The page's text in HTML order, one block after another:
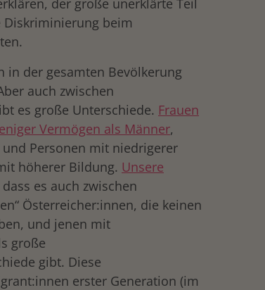
der große unerklärte Teil
Diskriminierung beim
in der gesamten Bevölkerung
auch zwischen
es große Unterschiede. Frauen
Vermögen als Männer,
Personen mit niedrigerer
höherer Bildung. Unsere
es auch zwischen
Österreicher:innen, die keinen
und jenen mit
große
gibt. Diese
erster Generation (im